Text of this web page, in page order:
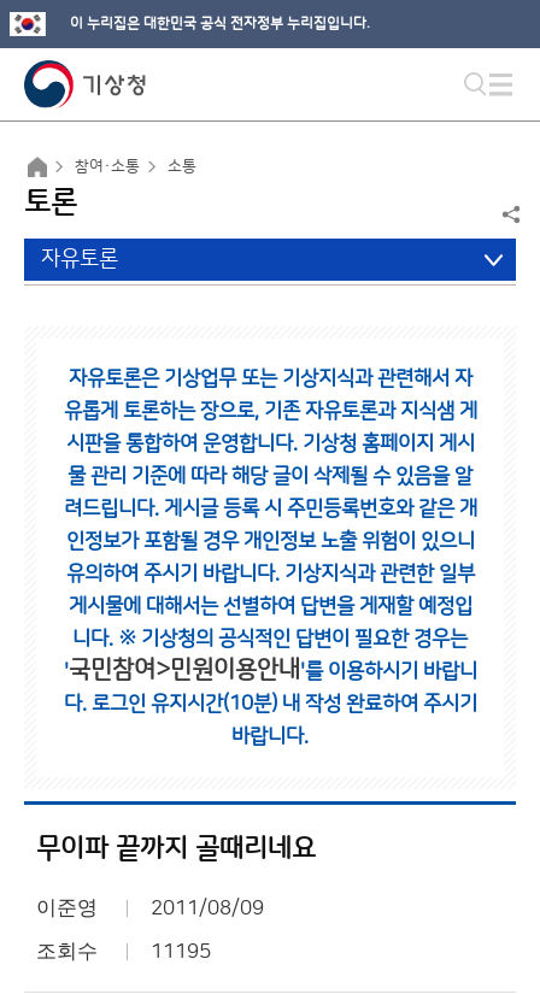
이 누리집은 대한민국 공식 전자정부 누리집입니다.
참여·소통 소통
토론
자유토론
자유토론은 기상업무 또는 기상지식과 관련해서 자
유롭게 토론하는 장으로, 기존 자유토론과 지식샘 게
시판을 통합하여 운영합니다. 기상청 홈페이지 게시
물 관리 기준에 따라 해당 글이 삭제될 수 있음을 알
려드립니다. 게시글 등록 시 주민등록번호와 같은 개
인정보가 포함될 경우 개인정보 노출 위험이 있으니
유의하여 주시기 바랍니다. 기상지식과 관련한 일부
게시물에 대해서는 선별하여 답변을 게재할 예정입
니다. ※ 기상청의 공식적인 답변이 필요한 경우는
'국민참여>민원이용안내 '를 이용하시기 바랍니
다. 로그인 유지시간(10분) 내 작성 완료하여 주시기
바랍니다.
무이파 끝까지 골때리네요
이준영 2011/08/09
조회수 11195